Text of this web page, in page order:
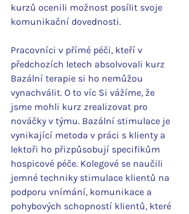
kurzů ocenili možnost posílit svoje
komunikační dovednosti.
Pracovníci v přímé péči, kteří v
předchozích letech absolvovali kurz
Bazální terapie si ho nemůžou
vynachválit. O to víc Si vážíme, že
jsme mohli kurz zrealizovat pro
nováčky v týmu. Bazální stimulace je
vynikající metoda v práci s klienty a
lektoři ho přizpůsobují specifikům
hospicové péče. Kolegové se naučili
jemné techniky stimulace klientů na
podporu vnímání, komunikace a
pohybových schopností klientů, které